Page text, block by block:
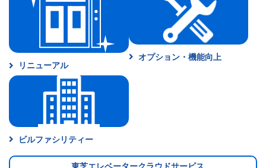
リニューアル
オプション・ 機能向上
ビルファシリティー
東芝エレベータークラウドサービス